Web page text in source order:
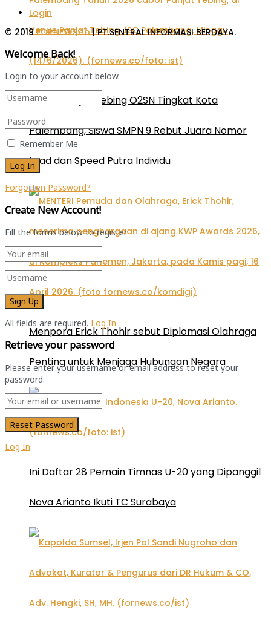
Cabor Panjat Tebing O2SN Tingkat Kota
Palembang, Siswa SMPN 9 Rebut Juara Nomor
Lead dan Speed Putra Individu
Menpora Erick Thohir sebut Diplomasi Olahraga
Penting untuk Menjaga Hubungan Negara
Ini Daftar 28 Pemain Timnas U-20 yang Dipanggil
Nova Arianto Ikuti TC Surabaya
Login
© 2019FORNEWS.co| PT.SENTRAL INFORMASI BERDAYA.
Welcome Back!
Login to your account below
Remember Me
Forgotten Password?
Create New Account!
Fill the forms below to register
All fields are required. Log In
Retrieve your password
Please enter your username or email address to reset your
password.
Log In